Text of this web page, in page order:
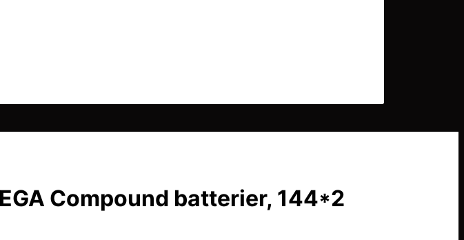
Compound batterier, 144*2